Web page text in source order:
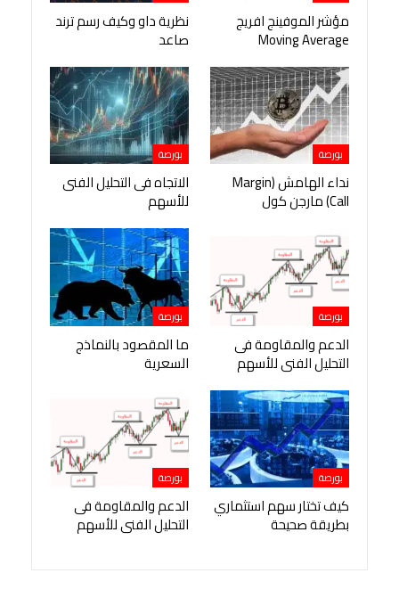
مؤشر الموفينج افريج
Moving Average
نظرية داو وكيف رسم ترند
صاعد
بورصة
نداء الهامش (Margin
Call) مارجن كول
بورصة
الاتجاه فى التحليل الفنى
للأسهم
بورصة
الدعم والمقاومة فى
التحليل الفنى للأسهم
بورصة
ما المقصود بالنماذج
السعرية
بورصة
كيف تختار سهم استثماري
بطريقة صحيحة
بورصة
الدعم والمقاومة فى
التحليل الفنى للأسهم